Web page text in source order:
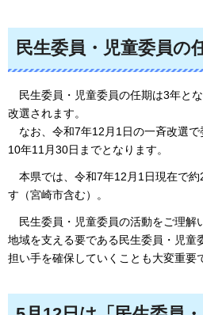
民生委員・児童委員の
民生委員 ・児童委員の任期は3年と
改選されます。
なお、令和7年12 月1日の一斉改選
10年11月30日までとなります。
本県では、令和7年12 月1日現在で
す（宮崎市含む）。
民生委員・児童委員の活動をご理解
地域を支える要である民生委員・児童
担い手を確保していくことも大変重要